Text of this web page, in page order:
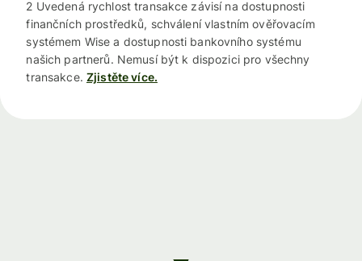
2 Uvedená rychlost transakce závisí na dostupnosti
finančních prostředků, schválení vlastním ověřovacím
systémem Wise a dostupnosti bankovního systému
našich partnerů. Nemusí být k dispozici pro všechny
transakce. Zjistěte více.